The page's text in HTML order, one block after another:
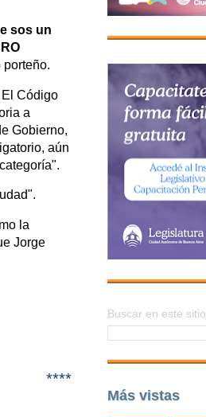
sos un
porteño.
Código
a
Gobierno,
aún
la
Jorge
****
Buscar en este sitio
Más vistas